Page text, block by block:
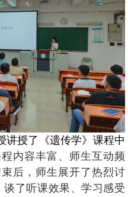
讲授了《遗传学》课程中
内容丰富、师生互动频
后，师生展开了热烈讨
了听课效果、学习感受